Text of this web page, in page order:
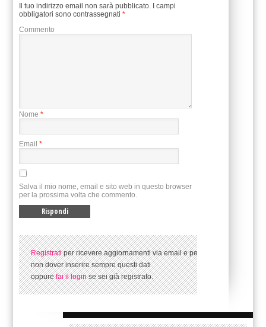
Il tuo indirizzo email non sarà pubblicato. I campi
obbligatori sono contrassegnati*
Commento
Nome *
Email *
Salva il mio nome, email e sito web in questo browser
per la prossima volta che commento.
Registratiper ricevere aggiornamenti via email e per
non dover inserire sempre questi dati
oppurefai il loginse sei già registrato.